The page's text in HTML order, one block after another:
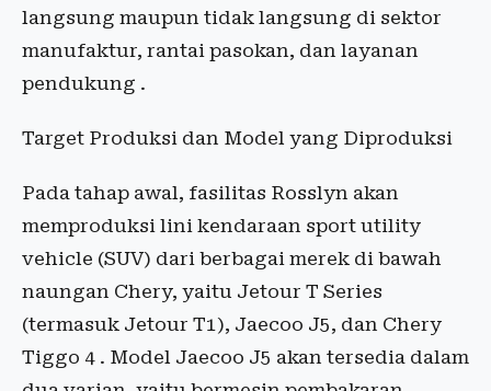
langsung maupun tidak langsung di sektor
manufaktur, rantai pasokan, dan layanan
pendukung .
Target Produksi dan Model yang Diproduksi
Pada tahap awal, fasilitas Rosslyn akan
memproduksi lini kendaraan sport utility
vehicle (SUV) dari berbagai merek di bawah
naungan Chery, yaitu Jetour T Series
(termasuk Jetour T1), Jaecoo J5, dan Chery
Tiggo 4 . Model Jaecoo J5 akan tersedia dalam